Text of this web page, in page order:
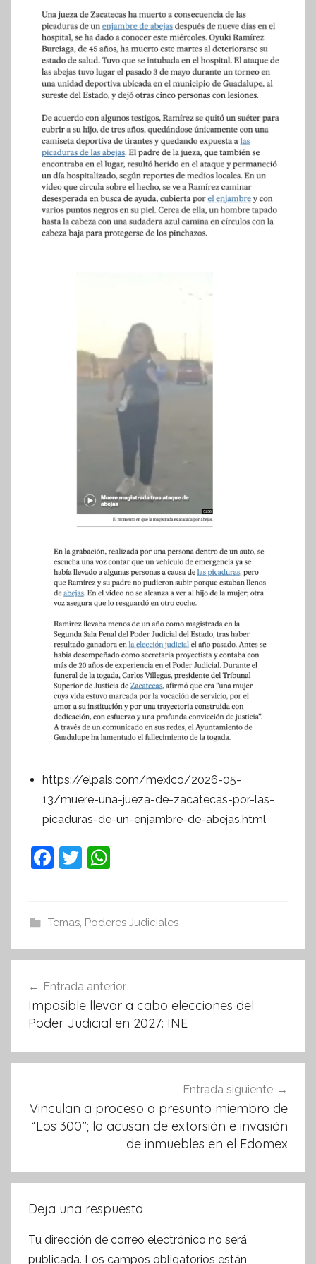
https://elpais.com/mexico/2026-05-
13/muere-una-jueza-de-zacatecas-por-las-
picaduras-de-un-enjambre-de-abejas.html
F
e
b
o
k
T
er s
A
p
Temas, Poderes Judiciales
de
entradas
Entrada anterior
Imposible llevar a cabo elecciones del
Poder Judicial en 2027: INE
Entrada siguiente
Vinculan a proceso a presunto miembro de
“Los 300”; lo acusan de extorsión e invasión
de inmuebles en el Edomex
Deja una respuesta
Tu dirección de correo electrónico no será
publicada. Los campos obligatorios están